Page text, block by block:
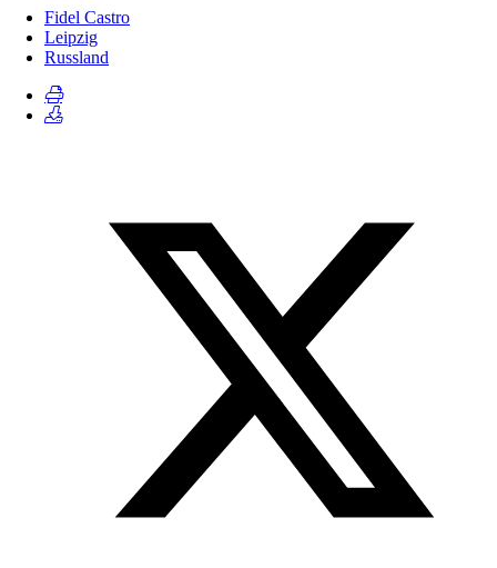
Fidel Castro
Leipzig
Russland